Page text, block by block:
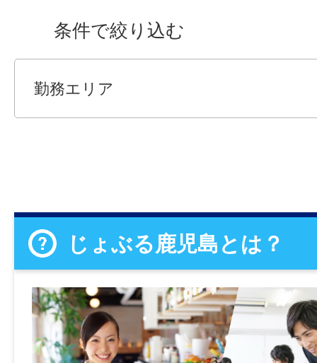
条件で絞り込む
勤務エリア
じょぶる鹿児島とは？